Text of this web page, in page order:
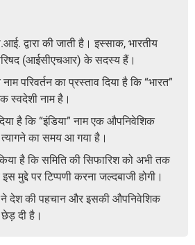
द्वारा की जाती है। इस्साक, भारतीय
(आईसीएचआर) के सदस्य हैं।
परिवर्तन का प्रस्ताव दिया है कि “भारत”
स्वदेशी नाम है।
है कि “इंडिया” नाम एक औपनिवेशिक
का समय आ गया है।
है कि समिति की सिफारिश को अभी तक
मुद्दे पर टिप्पणी करना जल्दबाजी होगी।
ने देश की पहचान और इसकी औपनिवेशिक
दी है।